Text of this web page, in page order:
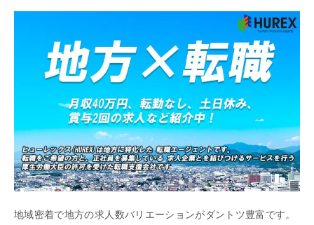
地域密着で地方の求人数バリエーションがダントツ豊富です。